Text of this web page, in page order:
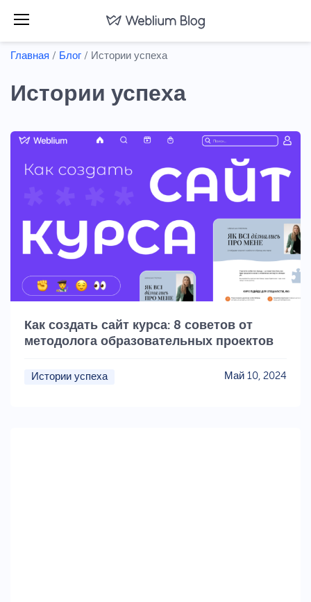
Главная / Блог / Истории успеха
Истории успеха
Как создать сайт курса: 8 советов от
методолога образовательных проектов
Истории успеха Май 10, 2024